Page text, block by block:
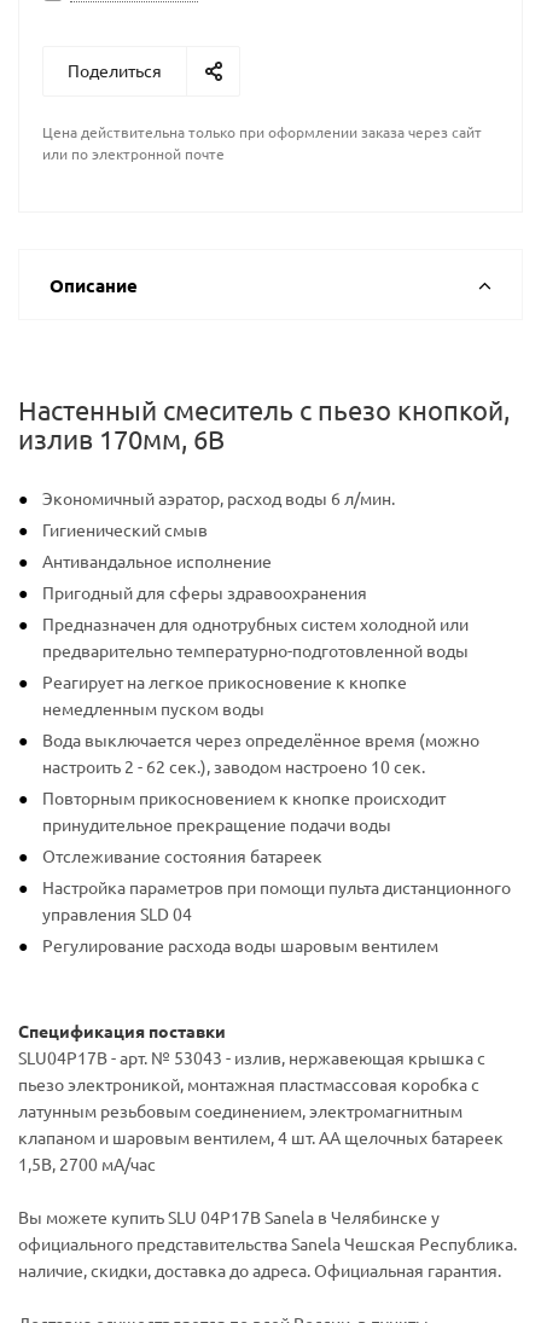
Поделиться
Цена действительна только при оформлении заказа через сайт
или по электронной почте
Описание
Настенный смеситель с пьезо кнопкой,
излив 170мм, 6В
Экономичный аэратор, расход воды 6 л/мин.
Гигиенический смыв
Антивандальное исполнение
Пригодный для сферы здравоохранения
Предназначен для однотрубных систем холодной или
предварительно температурно-подготовленной воды
Реагирует на легкое прикосновение к кнопке
немедленным пуском воды
Вода выключается через определённое время (можно
настроить 2 - 62 сек.), заводом настроено 10 сек.
Повторным прикосновением к кнопке происходит
принудительное прекращение подачи воды
Отслеживание состояния батареек
Настройка параметров при помощи пульта дистанционного
управления SLD 04
Регулирование расхода воды шаровым вентилем
Спецификация поставки
SLU04P17B - арт. № 53043 - излив, нержавеющая крышка с
пьезо электроникой, монтажная пластмассовая коробка с
латунным резьбовым соединением, электромагнитным
клапаном и шаровым вентилем, 4 шт. AA щелочных батареек
1,5В, 2700 мA/час
Вы можете купить SLU 04P17B Sanela в Челябинске у
официального представительства Sanela Чешская Республика.
наличие, скидки, доставка до адреса. Официальная гарантия.